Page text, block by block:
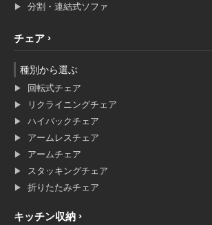
分割・連結式ソファ
チェア
種別から選ぶ
回転式チェア
リクライニングチェア
ハイバックチェア
アームレスチェア
アームチェア
スタッキングチェア
折りたたみチェア
キッチン収納